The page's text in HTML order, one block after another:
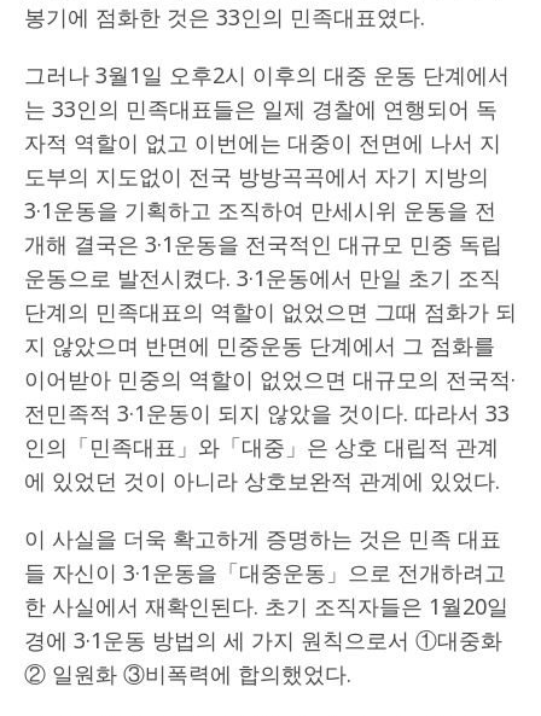
봉기에 점화한 것은 33인의 민족대표였다.
그러나 3월1일 오후2시 이후의 대중 운동 단계에서
는 33인의 민족대표들은 일제 경찰에 연행되어 독
자적 역할이 없고 이번에는 대중이 전면에 나서 지
도부의 지도없이 전국 방방곡곡에서 자기 지방의
3·1운동을 기획하고 조직하여 만세시위 운동을 전
개해 결국은 3·1운동을 전국적인 대규모 민중 독립
운동으로 발전시켰다. 3·1운동에서 만일 초기 조직
단계의 민족대표의 역할이 없었으면 그때 점화가 되
지 않았으며 반면에 민중운동 단계에서 그 점화를
이어받아 민중의 역할이 없었으면 대규모의 전국적·
전민족적 3·1운동이 되지 않았을 것이다. 따라서 33
인의「민족대표」와「대중」은 상호 대립적 관계
에 있었던 것이 아니라 상호보완적 관계에 있었다.
이 사실을 더욱 확고하게 증명하는 것은 민족 대표
들 자신이 3·1운동을「대중운동」으로 전개하려고
한 사실에서 재확인된다. 초기 조직자들은 1월20일
경에 3·1운동 방법의 세 가지 원칙으로서 ①대중화
② 일원화 ③비폭력에 합의했었다.